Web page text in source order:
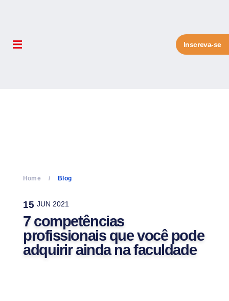
Inscreva-se
Home Blog
15 JUN 2021
7 competências
profissionais que você pode
adquirir ainda na faculdade